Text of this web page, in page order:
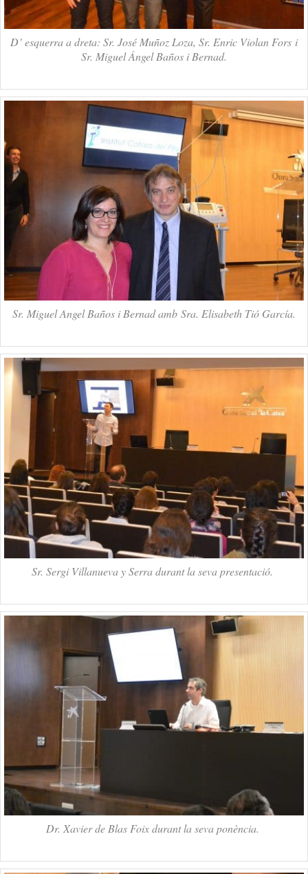
D’ esquerra a dreta: Sr. José Muñoz Loza, Sr. Enric Violan Fors i
Sr. Miguel Ángel Baños i Bernad.
Sr. Miguel Angel Baños i Bernad amb Sra. Elisabeth Tió García.
Sr. Sergi Villanueva y Serra durant la seva presentació.
Dr. Xavier de Blas Foix durant la seva ponència.